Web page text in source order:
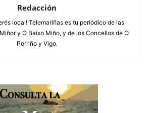
Redacción
local! Telemariñas es tu periódico de las
y O Baixo Miño, y de los Concellos de O
Porriño y Vigo.